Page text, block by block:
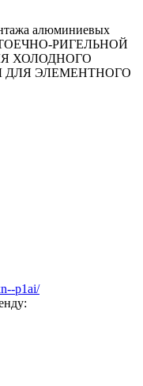
алюминиевых
РИГЕЛЬНОЙ
ХОЛОДНОГО
ДЛЯ ЭЛЕМЕНТНОГО
p1ai/